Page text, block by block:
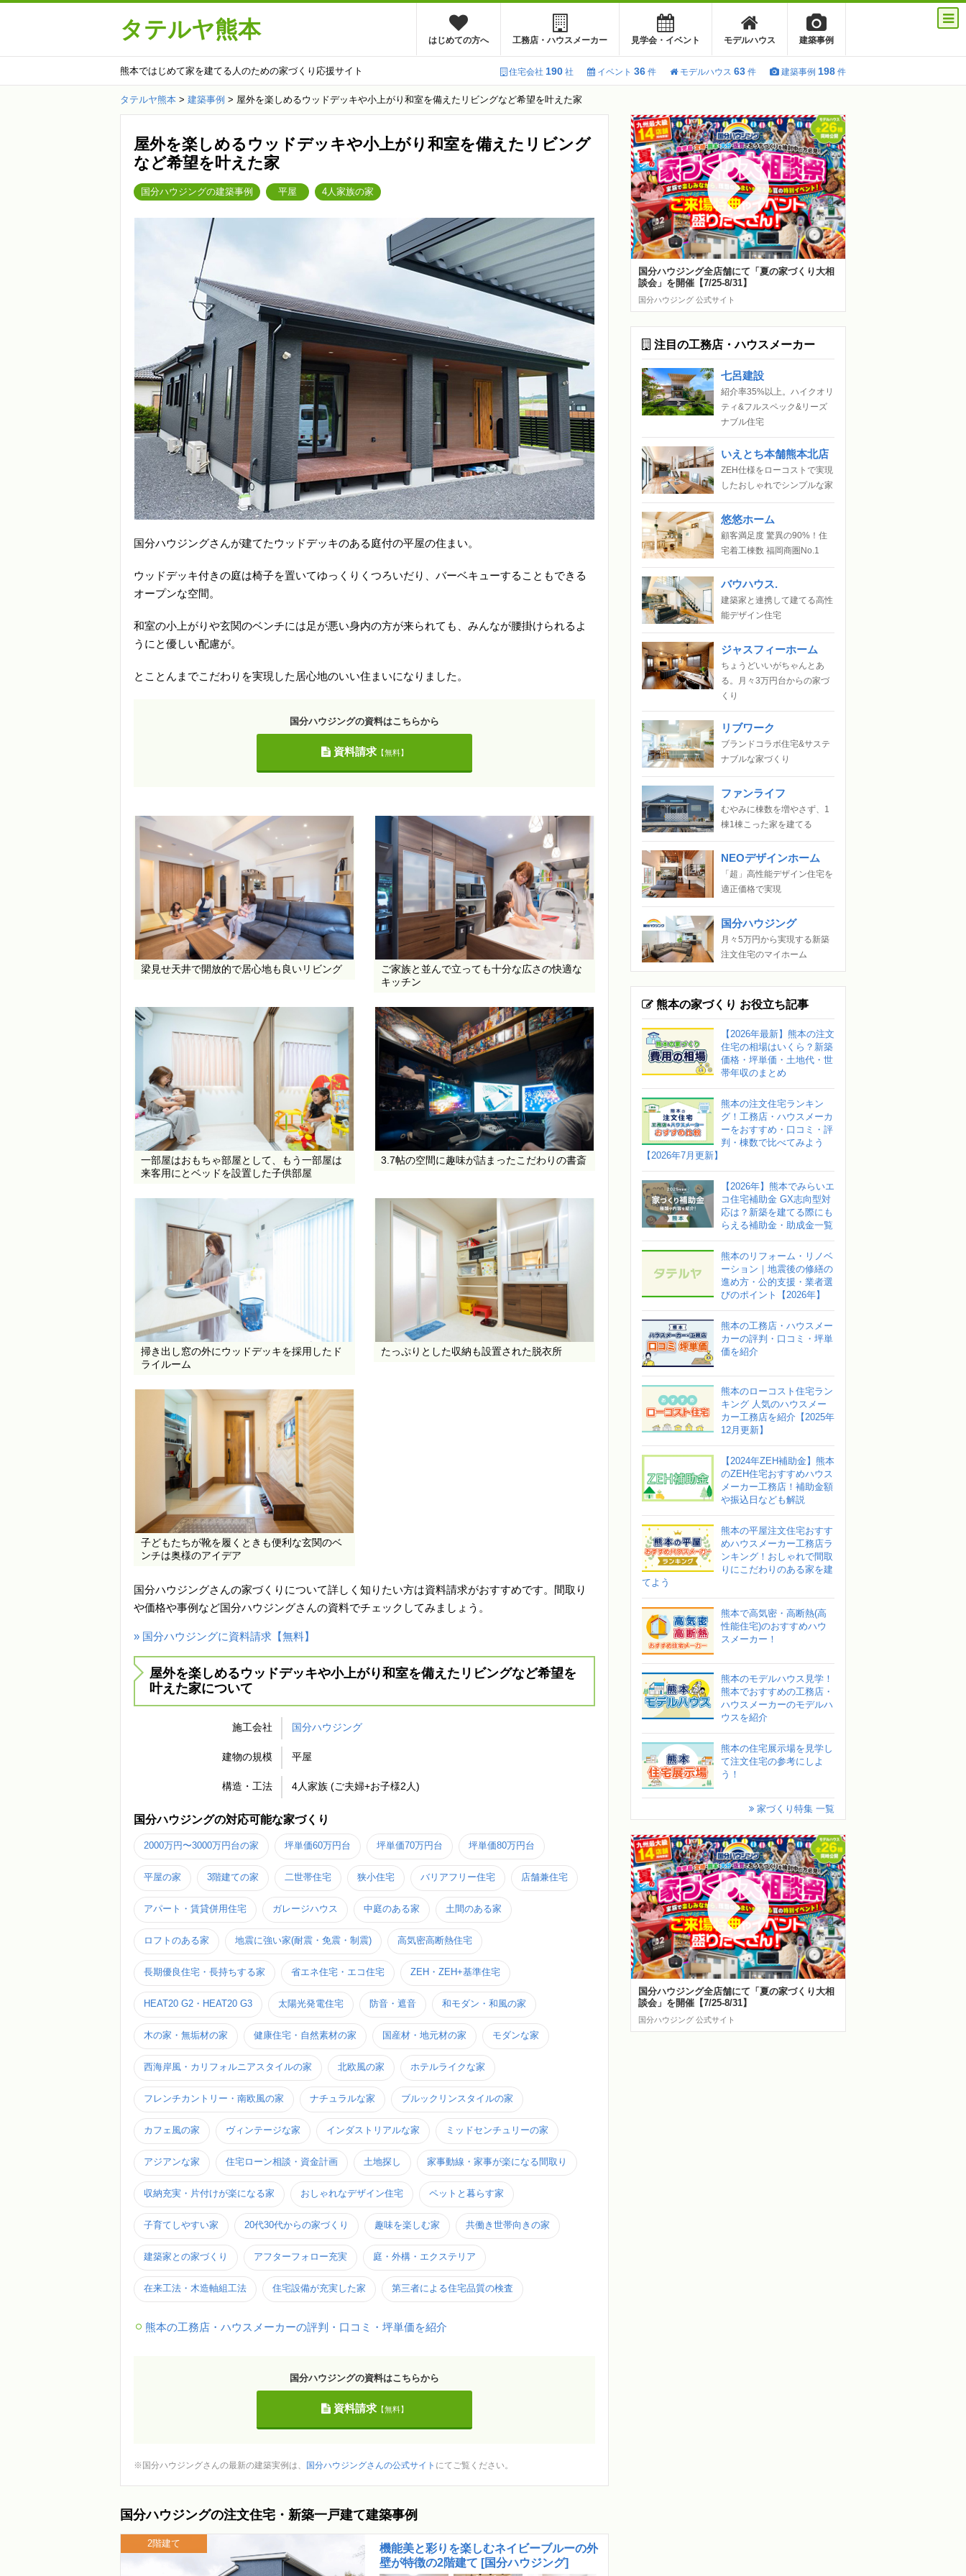
タテルヤ熊本 はじめての方へ 工務店・ハウスメーカー 見学会・イベント モデルハウス 建築事例
熊本ではじめて家を建てる人のための家づくり応援サイト 住宅会社 190 社 イベント 36 件 モデルハウス 63 件 建築事例 198 件
タテルヤ熊本 > 建築事例 > 屋外を楽しめるウッドデッキや小上がり和室を備えたリビングなど希望を叶えた家
屋外を楽しめるウッドデッキや小上がり和室を備えたリビング
など希望を叶えた家
国分ハウジングの建築事例 平屋 4人家族の家
国分ハウジングさんが建てたウッドデッキのある庭付の平屋の住まい。
ウッドデッキ付きの庭は椅子を置いてゆっくりくつろいだり、バーベキューすることもできる
オープンな空間。
和室の小上がりや玄関のベンチには足が悪い身内の方が来られても、みんなが腰掛けられるよ
うにと優しい配慮が。
とことんまでこだわりを実現した居心地のいい住まいになりました。
国分ハウジングの資料はこちらから
資料請求【無料】
梁見せ天井で開放的で居心地も良いリビング
ご家族と並んで立っても十分な広さの快適な
キッチン
一部屋はおもちゃ部屋として、もう一部屋は
来客用にとベッドを設置した子供部屋
3.7帖の空間に趣味が詰まったこだわりの書斎
掃き出し窓の外にウッドデッキを採用したド
ライルーム
たっぷりとした収納も設置された脱衣所
子どもたちが靴を履くときも便利な玄関のベ
ンチは奥様のアイデア
国分ハウジングさんの家づくりについて詳しく知りたい方は資料請求がおすすめです。間取り
や価格や事例など国分ハウジングさんの資料でチェックしてみましょう。
» 国分ハウジングに資料請求【無料】
屋外を楽しめるウッドデッキや小上がり和室を備えたリビングなど希望を
叶えた家について
施工会社 国分ハウジング
建物の規模 平屋
構造・工法 4人家族 (ご夫婦+お子様2人)
国分ハウジングの対応可能な家づくり
2000万円〜3000万円台の家 坪単価60万円台 坪単価70万円台 坪単価80万円台
平屋の家 3階建ての家 二世帯住宅 狭小住宅 バリアフリー住宅 店舗兼住宅
アパート・賃貸併用住宅 ガレージハウス 中庭のある家 土間のある家
ロフトのある家 地震に強い家(耐震・免震・制震) 高気密高断熱住宅
長期優良住宅・長持ちする家 省エネ住宅・エコ住宅 ZEH・ZEH+基準住宅
HEAT20 G2・HEAT20 G3 太陽光発電住宅 防音・遮音 和モダン・和風の家
木の家・無垢材の家 健康住宅・自然素材の家 国産材・地元材の家 モダンな家
西海岸風・カリフォルニアスタイルの家 北欧風の家 ホテルライクな家
フレンチカントリー・南欧風の家 ナチュラルな家 ブルックリンスタイルの家
カフェ風の家 ヴィンテージな家 インダストリアルな家 ミッドセンチュリーの家
アジアンな家 住宅ローン相談・資金計画 土地探し 家事動線・家事が楽になる間取り
収納充実・片付けが楽になる家 おしゃれなデザイン住宅 ペットと暮らす家
子育てしやすい家 20代30代からの家づくり 趣味を楽しむ家 共働き世帯向きの家
建築家との家づくり アフターフォロー充実 庭・外構・エクステリア
在来工法・木造軸組工法 住宅設備が充実した家 第三者による住宅品質の検査
熊本の工務店・ハウスメーカーの評判・口コミ・坪単価を紹介
国分ハウジングの資料はこちらから
資料請求【無料】
※国分ハウジングさんの最新の建築実例は、 国分ハウジングさんの公式サイト にてご覧ください。
国分ハウジングの注文住宅・新築一戸建て建築事例
機能美と彩りを楽しむネイビーブルーの外
壁が特徴の2階建て [国分ハウジング]
2階建て
国分ハウジング全店舗にて「夏の家づくり大相
談会」を開催【7/25-8/31】
国分ハウジング 公式サイト
注目の工務店・ハウスメーカー
七呂建設
紹介率35%以上。ハイクオリ
ティ&フルスペック&リーズ
ナブル住宅
いえとち本舗熊本北店
ZEH仕様をローコストで実現
したおしゃれでシンプルな家
悠悠ホーム
顧客満足度 驚異の90%！住
宅着工棟数 福岡商圏No.1
バウハウス.
建築家と連携して建てる高性
能デザイン住宅
ジャスフィーホーム
ちょうどいいがちゃんとあ
る。月々3万円台からの家づ
くり
リブワーク
ブランドコラボ住宅&サステ
ナブルな家づくり
ファンライフ
むやみに棟数を増やさず、1
棟1棟こった家を建てる
NEOデザインホーム
「超」高性能デザイン住宅を
適正価格で実現
国分ハウジング
月々5万円から実現する新築
注文住宅のマイホーム
熊本の家づくり お役立ち記事
【2026年最新】熊本の注文
住宅の相場はいくら？新築
価格・坪単価・土地代・世
帯年収のまとめ
熊本の注文住宅ランキン
グ！工務店・ハウスメーカ
ーをおすすめ・口コミ・評
判・棟数で比べてみよう
【2026年7月更新】
【2026年】熊本でみらいエ
コ住宅補助金 GX志向型対
応は？新築を建てる際にも
らえる補助金・助成金一覧
熊本のリフォーム・リノベ
ーション｜地震後の修繕の
進め方・公的支援・業者選
びのポイント【2026年】
熊本の工務店・ハウスメー
カーの評判・口コミ・坪単
価を紹介
熊本のローコスト住宅ラン
キング 人気のハウスメー
カー工務店を紹介【2025年
12月更新】
【2024年ZEH補助金】熊本
のZEH住宅おすすめハウス
メーカー工務店！補助金額
や振込日なども解説
熊本の平屋注文住宅おすす
めハウスメーカー工務店ラ
ンキング！おしゃれで間取
りにこだわりのある家を建
てよう
熊本で高気密・高断熱(高
性能住宅)のおすすめハウ
スメーカー！
熊本のモデルハウス見学！
熊本でおすすめの工務店・
ハウスメーカーのモデルハ
ウスを紹介
熊本の住宅展示場を見学し
て注文住宅の参考にしよ
う！
家づくり特集 一覧
国分ハウジング全店舗にて「夏の家づくり大相
談会」を開催【7/25-8/31】
国分ハウジング 公式サイト